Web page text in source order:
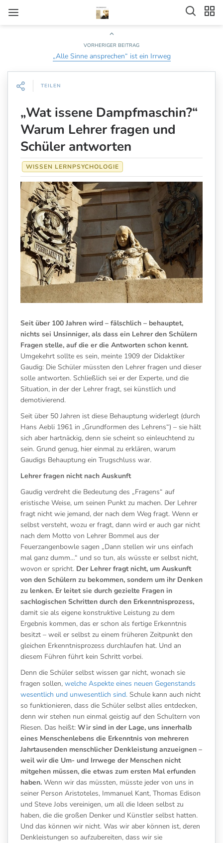
VORHERIGER BEITRAG
„Alle Sinne ansprechen“ ist ein Irrweg
TEILEN
„Wat issene Dampfmaschin?“
Warum Lehrer fragen und
Schüler antworten
WISSEN LERNPSYCHOLOGIE
Seit über 100 Jahren wird – fälschlich – behauptet,
nichts sei Unsinniger, als dass ein Lehrer den Schülern
Fragen stelle, auf die er die Antworten schon kennt.
Umgekehrt sollte es sein, meinte 1909 der Didaktiker
Gaudig: Die Schüler müssten den Lehrer fragen und dieser
solle antworten. Schließlich sei er der Experte, und die
Situation, in der der Lehrer fragt, sei künstlich und
demotivierend.
Seit über 50 Jahren ist diese Behauptung widerlegt (durch
Hans Aebli 1961 in „Grundformen des Lehrens“) – sie hält
sich aber hartnäckig, denn sie scheint so einleuchtend zu
sein. Grund genug, hier einmal zu erklären, warum
Gaudigs Behauptung ein Trugschluss war.
Lehrer fragen nicht nach Auskunft
Gaudig verdreht die Bedeutung des „Fragens“ auf
eristische Weise, um seinen Punkt zu machen. Der Lehrer
fragt nicht wie jemand, der nach dem Weg fragt. Wenn er
selbst versteht, wozu er fragt, dann wird er auch gar nicht
nach dem Motto von Lehrer Bommel aus der
Feuerzangenbowle sagen „Dann stellen wir uns einfach
mal ganz dumm…“ und so tun, als wüsste er selbst nicht,
wovon er spricht. Der Lehrer fragt nicht, um Auskunft
von den Schülern zu bekommen, sondern um ihr Denken
zu lenken. Er leitet sie durch gezielte Fragen in
sachlogischen Schritten durch den Erkenntnisprozess,
damit sie als eigene konstruktive Leistung zu dem
Ergebnis kommen, das er schon als fertige Erkenntnis
besitzt – weil er selbst zu einem früheren Zeitpunkt den
gleichen Erkenntnisprozess durchlaufen hat. Und an
diesem Führen führt kein Schritt vorbei.
Denn die Schüler selbst wissen gar nicht, wonach sie
fragen sollen, welche Aspekte eines neuen Gegenstands
wesentlich und unwesentlich sind. Schule kann auch nicht
so funktionieren, dass die Schüler selbst alles entdecken,
denn wir stehen nun einmal geistig auf den Schultern von
Riesen. Das heißt: Wir sind in der Lage, uns innerhalb
eines Menschenlebens die Erkenntnis von mehreren
Jahrtausenden menschlicher Denkleistung anzueignen –
weil wir die Um- und Irrwege der Menschen nicht
mitgehen müssen, die etwas zum ersten Mal erfunden
haben. Wenn wir das müssten, müsste jeder von uns in
seiner Person Aristoteles, Immanuel Kant, Thomas Edison
und Steve Jobs vereinigen, um all die Ideen selbst zu
haben, die die großen Denker und Künstler selbst hatten.
Und das können wir nicht. Was wir aber können ist, deren
Denkleistungen so aufzubereiten, dass wir sie